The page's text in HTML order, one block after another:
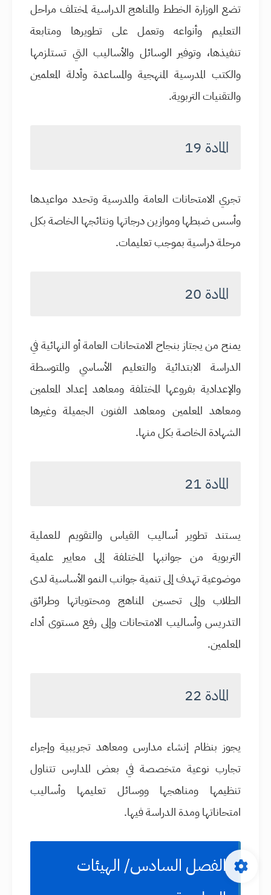
تضع الوزارة الخطط والمناهج الدراسية لمختلف مراحل
التعليم وأنواعه وتعمل على تطويرها ومتابعة
تنفيذها، وتوفير الوسائل والأساليب التي تستلزمها
والكتب المدرسية المنهجية والمساعدة وأدلة المعلمين
والتقنيات التربوية.
المادة 19
تجري الامتحانات العامة والمدرسية وتحدد مواعيدها
وأسس ضبطها وموازين درجاتها ونتائجها الخاصة بكل
مرحلة دراسية بموجب تعليمات.
المادة 20
يمنح من يجتاز بنجاح الامتحانات العامة أو النهائية في
الدراسة الابتدائية والتعليم الأساسي والمتوسطة
والإعدادية بفروعها المختلفة ومعاهد إعداد المعلمين
ومعاهد المعلمين ومعاهد الفنون الجميلة وغيرها
الشهادة الخاصة بكل منها.
المادة 21
يستند تطوير أساليب القياس والتقويم للعملية
التربوية من جوانبها المختلفة إلى معايير علمية
موضوعية تهدف إلى تنمية جوانب النمو الأساسية لدى
الطلاب وإلى تحسين المناهج ومحتوياتها وطرائق
التدريس وأساليب الامتحانات وإلى رفع مستوى أداء
المعلمين.
المادة 22
يجوز بنظام إنشاء مدارس ومعاهد تجريبية وإجراء
تجارب نوعية متخصصة في بعض المدارس تتناول
تنظيمها ومناهجها ووسائل تعليمها وأساليب
امتحاناتها ومدة الدراسة فيها.
الفصل السادس/ الهيئات